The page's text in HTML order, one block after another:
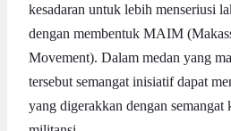
kesadaran untuk lebih menseriusi
dengan membentuk MAIM
Movement). Dalam medan yang
tersebut semangat inisiatif dapat
yang digerakkan dengan semangat